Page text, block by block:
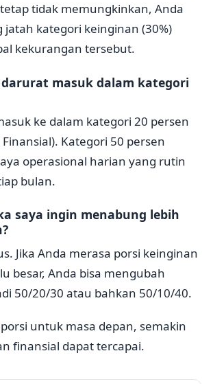
tidak memungkinkan, Anda
jatah kategori keinginan (30%)
kekurangan tersebut.
masuk dalam kategori
ke dalam kategori 20 persen
Kategori 50 persen
operasional harian yang rutin
bulan.
saya ingin menabung lebih
Jika Anda merasa porsi keinginan
besar, Anda bisa mengubah
50/20/30 atau bahkan 50/10/40.
untuk masa depan, semakin
finansial dapat tercapai.